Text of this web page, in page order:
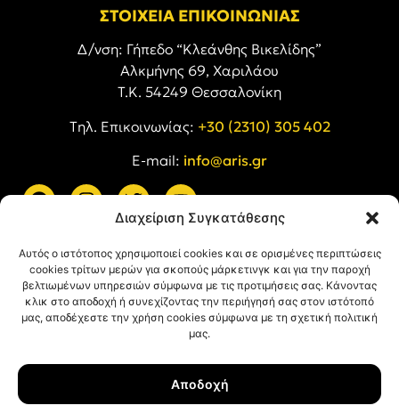
Διαχείριση Συγκατάθεσης
Αυτός ο ιστότοπος χρησιμοποιεί cookies και σε ορισμένες περιπτώσεις
cookies τρίτων μερών για σκοπούς μάρκετινγκ και για την παροχή
βελτιωμένων υπηρεσιών σύμφωνα με τις προτιμήσεις σας. Κάνοντας
κλικ στο αποδοχή ή συνεχίζοντας την περιήγησή σας στον ιστότοπό
μας, αποδέχεστε την χρήση cookies σύμφωνα με τη σχετική πολιτική
μας.
Αποδοχή
ΣΤΟΙΧΕΙΑ ΕΠΙΚΟΙΝΩΝΙΑΣ
Δ/νση: Γήπεδο “Κλεάνθης Βικελίδης”
Αλκμήνης 69, Χαριλάου
Τ.Κ. 54249 Θεσσαλονίκη
Tηλ. Επικοινωνίας: +30 (2310) 305 402
E-mail: info@aris.gr
Όροι Χρήσης